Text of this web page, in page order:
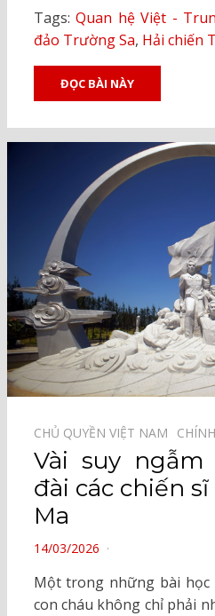
Tags: Quan hệ Việt -
đảo Trường Sa, Hải chiến
ĐỌC BÀI NÀY
CHỦ QUYỀN VIỆT NAM⠀
Vài suy
đài các chiến
Ma
POSTED
14/03/2026
Một trong những bài học
con cháu không chỉ phải